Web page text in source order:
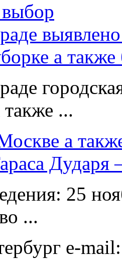
а также
также ...
а
25
...
e-